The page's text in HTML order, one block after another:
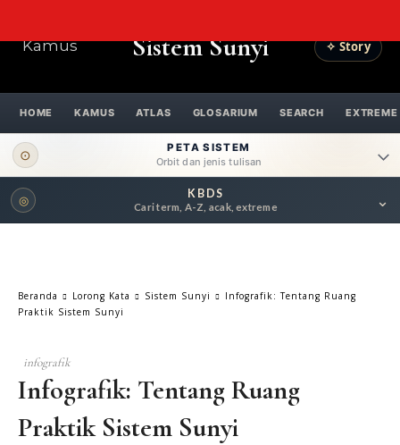
Kamus Sistem Sunyi ✧ Story
HOME KAMUS ATLAS GLOSARIUM SEARCH EXTREME
⊙
PETA SISTEM
Orbit dan jenis tulisan
ORBIT UTAMA
Metafisik-Naratif Penutup
JENIS TULISAN
ESAI RESONANSI FRAKTAL INFOGRAFIK
DIALEKTIKA SUNYI PEMBACAAN SUNYI
JEJAK SUNYI DI LUAR JEJAK SUNYI DALAM MUSIK
◎ KBDS
Cari term, A-Z, acak, extreme ⌄
Beranda Lorong Kata Sistem Sunyi
Infografik: Tentang Ruang
Praktik Sistem Sunyi
infografik
Infografik: Tentang Ruang
Praktik Sistem Sunyi